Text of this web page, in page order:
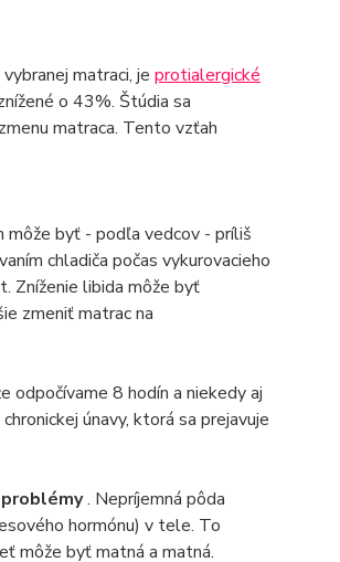
matraci, je protialergické
o 43%. Štúdia sa
matraca. Tento vzťah
môže byť - podľa vedcov - príliš
chladiča počas vykurovacieho
Zníženie libida môže byť
zmeniť matrac na
odpočívame 8 hodín a niekedy aj
únavy, ktorá sa prejavuje
. Nepríjemná pôda
hormónu) v tele. To
môže byť matná a matná.